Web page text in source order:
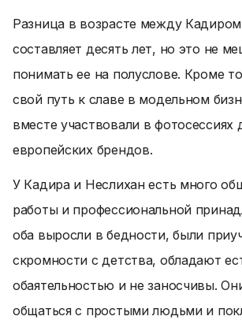
Разница в возрасте между
составляет десять лет, но это не
понимать ее на полуслове. Кроме
свой путь к славе в модельном
вместе участвовали в фотосессиях
европейских брендов.
У Кадира и Неслихан есть много
работы и профессиональной
оба выросли в бедности, были
скромности с детства, обладают
обаятельностью и не заносчивы.
общаться с простыми людьми и